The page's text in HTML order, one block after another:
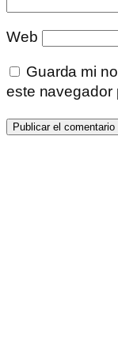
Web
Guarda mi
este navegador